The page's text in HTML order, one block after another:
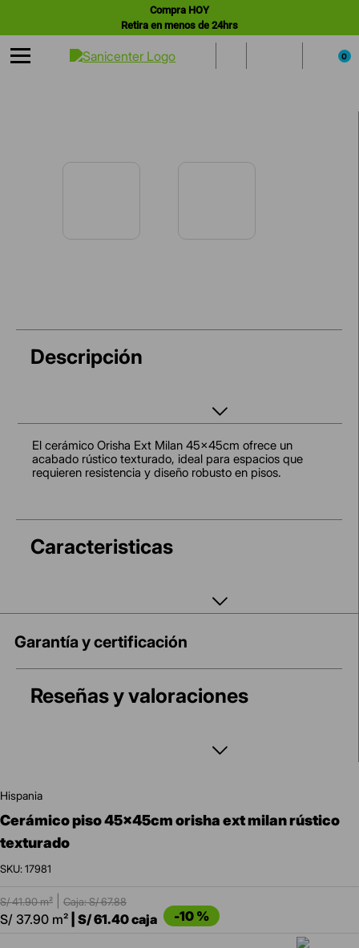
Compra HOY
Retira en menos de 24hrs
0
Descripción
El cerámico Orisha Ext Milan 45x45cm ofrece un
acabado rústico texturado, ideal para espacios que
requieren resistencia y diseño robusto en pisos.
Caracteristicas
Garantía y certificación
Reseñas y valoraciones
hispania
cerámico piso 45x45cm orisha ext milan rústico
texturado
:17981
S/41.90m² Caja: S/67.88
S/ 37.90 m² S/61.40caja -10 %